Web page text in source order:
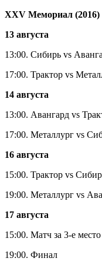
XXV Мемориал (2016)
13 августа
13:00. Сибирь vs
17:00. Трактор vs
14 августа
13:00. Авангард vs
17:00. Металлург vs
16 августа
15:00. Трактор vs
19:00. Металлург vs
17 августа
15:00. Матч за 3-е место
19:00. Финал